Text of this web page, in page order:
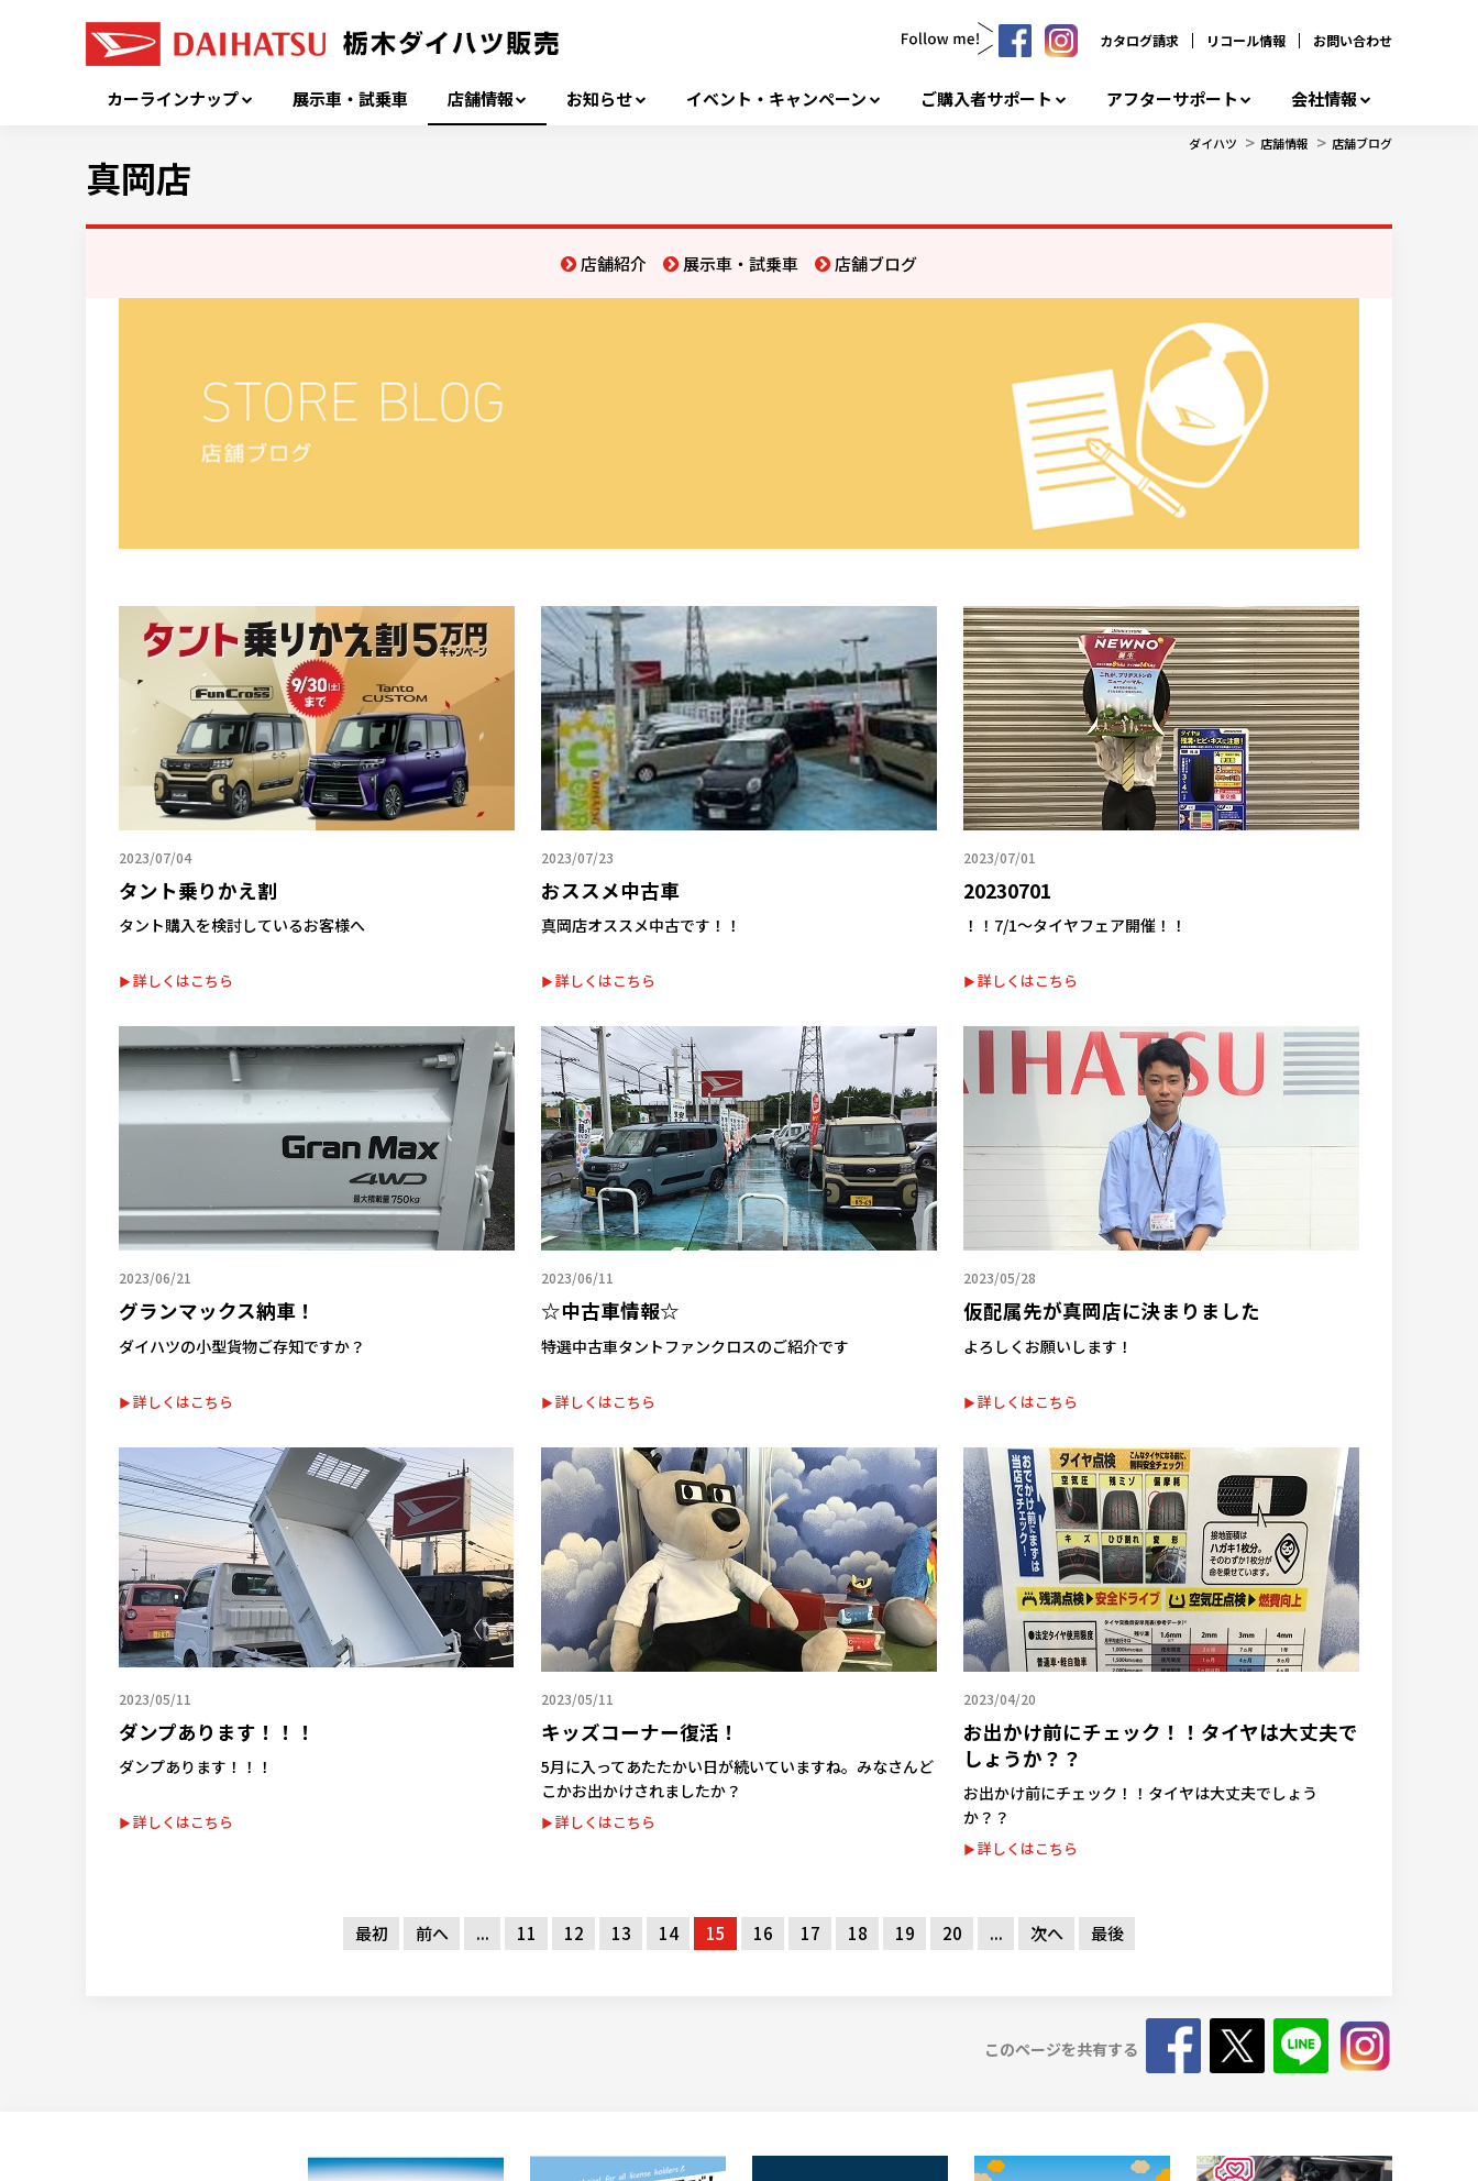
カタログ請求 リコール情報 お問い合わせ
カーラインナップ 展示車・試乗車 店舗情報 お知らせ イベント・キャンペーン ご購入者サポート アフターサポート 会社情報
ダイハツ > 店舗情報 > 店舗ブログ
真岡店
店舗紹介 展示車・試乗車 店舗ブログ
2023/07/04
タント乗りかえ割
タント購入を検討しているお客様へ
詳しくはこちら
2023/07/23
おススメ中古車
真岡店オススメ中古です！！
詳しくはこちら
2023/07/01
20230701
！！7/1～タイヤフェア開催！！
詳しくはこちら
2023/06/21
グランマックス納車！
ダイハツの小型貨物ご存知ですか？
詳しくはこちら
2023/06/11
☆中古車情報☆
特選中古車タントファンクロスのご紹介です
詳しくはこちら
2023/05/28
仮配属先が真岡店に決まりました
よろしくお願いします！
詳しくはこちら
2023/05/11
ダンプあります！！！
ダンプあります！！！
詳しくはこちら
2023/05/11
キッズコーナー復活！
5月に入ってあたたかい日が続いていますね。みなさんど
こかお出かけされましたか？
詳しくはこちら
2023/04/20
お出かけ前にチェック！！タイヤは大丈夫で
しょうか？？
お出かけ前にチェック！！タイヤは大丈夫でしょう
か？？
詳しくはこちら
最初 前へ ... 11 12 13 14 15 16 17 18 19 20 ... 次へ 最後
このページを共有する